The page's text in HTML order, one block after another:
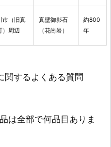
市（旧真
）周辺
真壁御影石
（花崗岩）
約800
年
関するよくある質問
は全部で何品目ありま